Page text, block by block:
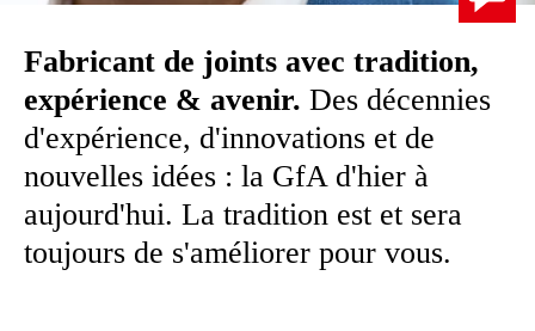
Fabricant de joints avec tradition,
expérience & avenir. Des décennies
d'expérience, d'innovations et de
nouvelles idées : la GfA d'hier à
aujourd'hui. La tradition est et sera
toujours de s'améliorer pour vous.